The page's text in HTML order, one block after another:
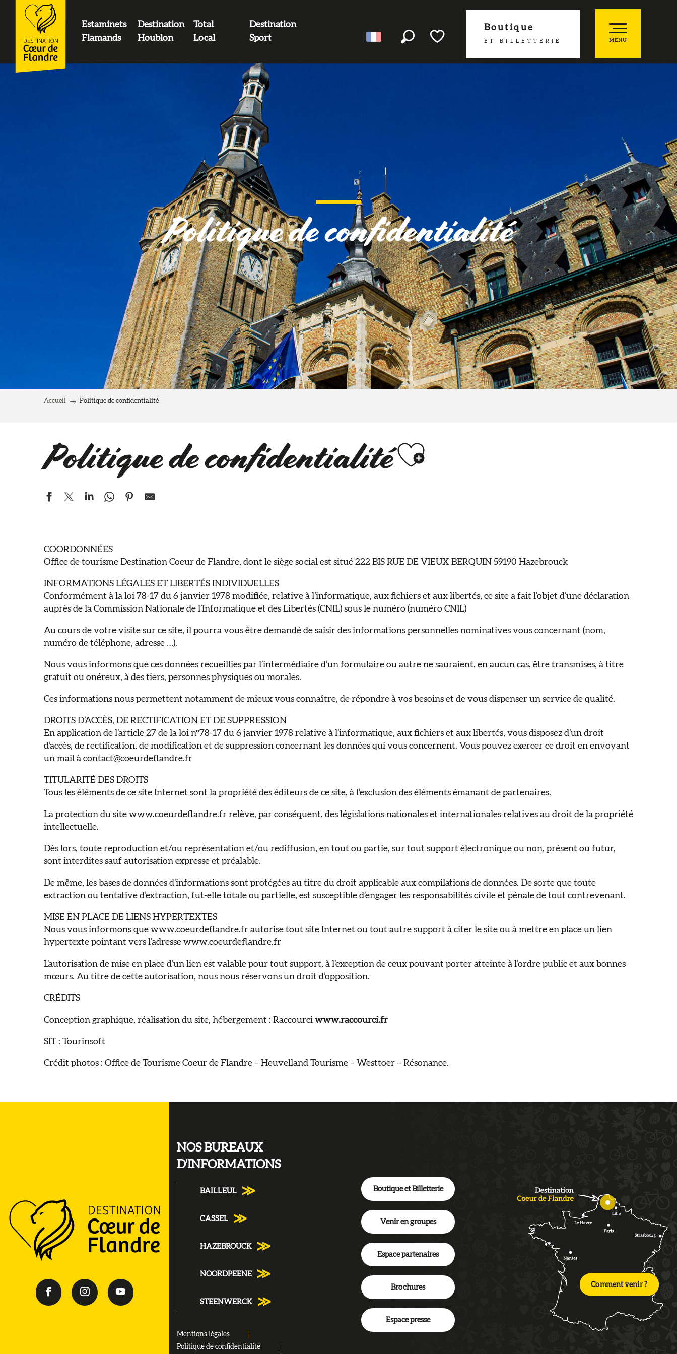
contenu
principal
Boutique
ET BILLETTERIE
Estaminets
Flamands
Destination
Houblon
Total
Local
Destination
Sport
MENU
LOGO
Politique de confidentialité
Accueil Politique de confidentialité
Politique de confidentialitéAjouter aux favoris
COORDONNÉES
Office de tourisme Destination Coeur de Flandre, dont le siège social est situé 222 BIS RUE DE VIEUX BERQUIN 59190 Hazebrouck
INFORMATIONS LÉGALES ET LIBERTÉS INDIVIDUELLES
Conformément à la loi 78-17 du 6 janvier 1978 modifiée, relative à l’informatique, aux fichiers et aux libertés, ce site a fait l’objet d’une déclaration
auprès de la Commission Nationale de l’Informatique et des Libertés (CNIL) sous le numéro (numéro CNIL)
Au cours de votre visite sur ce site, il pourra vous être demandé de saisir des informations personnelles nominatives vous concernant (nom,
numéro de téléphone, adresse …).
Nous vous informons que ces données recueillies par l’intermédiaire d’un formulaire ou autre ne sauraient, en aucun cas, être transmises, à titre
gratuit ou onéreux, à des tiers, personnes physiques ou morales.
Ces informations nous permettent notamment de mieux vous connaître, de répondre à vos besoins et de vous dispenser un service de qualité.
DROITS D’ACCÈS, DE RECTIFICATION ET DE SUPPRESSION
En application de l’article 27 de la loi n°78-17 du 6 janvier 1978 relative à l’informatique, aux fichiers et aux libertés, vous disposez d’un droit
d’accès, de rectification, de modification et de suppression concernant les données qui vous concernent. Vous pouvez exercer ce droit en envoyant
un mail à contact@coeurdeflandre.fr
TITULARITÉ DES DROITS
Tous les éléments de ce site Internet sont la propriété des éditeurs de ce site, à l’exclusion des éléments émanant de partenaires.
La protection du site www.coeurdeflandre.fr relève, par conséquent, des législations nationales et internationales relatives au droit de la propriété
intellectuelle.
Dès lors, toute reproduction et/ou représentation et/ou rediffusion, en tout ou partie, sur tout support électronique ou non, présent ou futur,
sont interdites sauf autorisation expresse et préalable.
De même, les bases de données d’informations sont protégées au titre du droit applicable aux compilations de données. De sorte que toute
extraction ou tentative d’extraction, fut-elle totale ou partielle, est susceptible d’engager les responsabilités civile et pénale de tout contrevenant.
MISE EN PLACE DE LIENS HYPERTEXTES
Nous vous informons que www.coeurdeflandre.fr autorise tout site Internet ou tout autre support à citer le site ou à mettre en place un lien
hypertexte pointant vers l’adresse www.coeurdeflandre.fr
L’autorisation de mise en place d’un lien est valable pour tout support, à l’exception de ceux pouvant porter atteinte à l’ordre public et aux bonnes
mœurs. Au titre de cette autorisation, nous nous réservons un droit d’opposition.
CRÉDITS
Conception graphique, réalisation du site, hébergement : Raccourci www.raccourci.fr
SIT : Tourinsoft
Crédit photos : Office de Tourisme Coeur de Flandre – Heuvelland Tourisme – Westtoer – Résonance.
NOS BUREAUX
D'INFORMATIONS
BAILLEUL
CASSEL
HAZEBROUCK
NOORDPEENE
STEENWERCK
Mentions légales
Politique de confidentialité
Boutique et Billetterie
Venir en groupes
Espace partenaires
Brochures
Espace presse
Comment venir ?